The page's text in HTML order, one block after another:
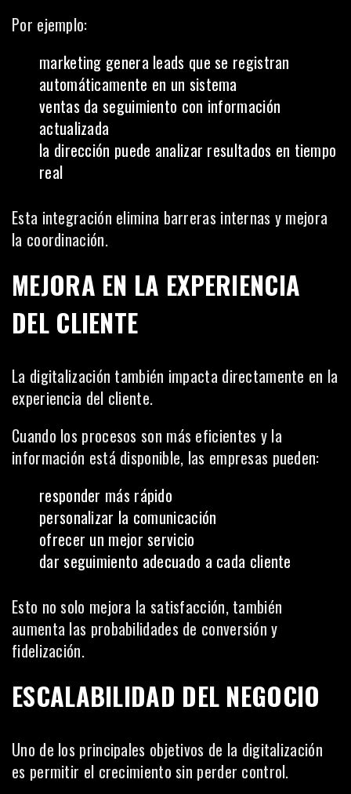
Por ejemplo:
marketing genera leads que se registran
automáticamente en un sistema
ventas da seguimiento con información
actualizada
la dirección puede analizar resultados en tiempo
real
Esta integración elimina barreras internas y mejora
la coordinación.
MEJORA EN LA EXPERIENCIA
DEL CLIENTE
La digitalización también impacta directamente en la
experiencia del cliente.
Cuando los procesos son más eficientes y la
información está disponible, las empresas pueden:
responder más rápido
personalizar la comunicación
ofrecer un mejor servicio
dar seguimiento adecuado a cada cliente
Esto no solo mejora la satisfacción, también
aumenta las probabilidades de conversión y
fidelización.
ESCALABILIDAD DEL NEGOCIO
Uno de los principales objetivos de la digitalización
es permitir el crecimiento sin perder control.